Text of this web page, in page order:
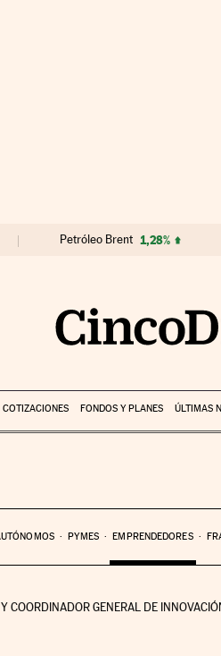
Petróleo Brent 1,28%
COTIZACIONES FONDOS Y PLANES ÚLTIMAS
PYMES EMPRENDEDORES
COORDINADOR GENERAL DE